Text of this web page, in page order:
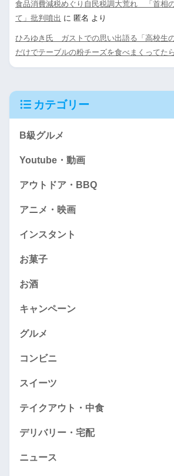
食品消費減税めぐり自民税調大荒れ 「首相
て」批判噴出 に 匿名 より
ひろゆき氏 ガストでの思い出語る「高校生
だけでテーブルの粉チーズを食べまくってた
カテゴリー
B級グルメ
Youtube・動画
アウトドア・BBQ
アニメ・映画
インスタント
お菓子
お酒
キャンペーン
グルメ
コンビニ
スイーツ
テイクアウト・中食
デリバリー・宅配
ニュース